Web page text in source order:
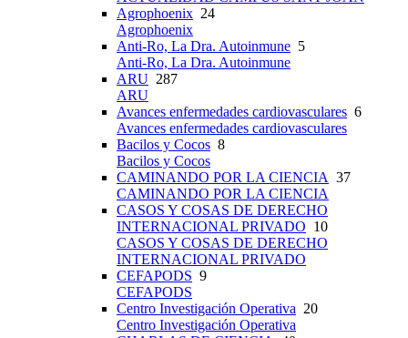
Agrophoenix 24
Agrophoenix
Anti-Ro, La Dra. Autoinmune 5
Anti-Ro, La Dra. Autoinmune
ARU 287
ARU
Avances enfermedades cardiovasculares 6
Avances enfermedades cardiovasculares
Bacilos y Cocos 8
Bacilos y Cocos
CAMINANDO POR LA CIENCIA 37
CAMINANDO POR LA CIENCIA
CASOS Y COSAS DE DERECHO
INTERNACIONAL PRIVADO 10
CASOS Y COSAS DE DERECHO
INTERNACIONAL PRIVADO
CEFAPODS 9
CEFAPODS
Centro Investigación Operativa 20
Centro Investigación Operativa